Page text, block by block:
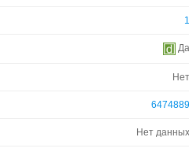
1
Да
Нет
6474889
Нет данных